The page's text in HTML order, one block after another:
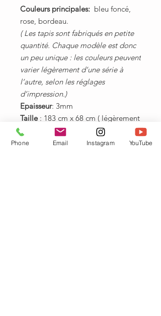
Couleurs principales: bleu foncé,
rose, bordeau.
( Les tapis sont fabriqués en petite
quantité. Chaque modèle est donc
un peu unique : les couleurs peuvent
varier légèrement d’une série à
l’autre, selon les réglages
d’impression.​​​​​​)
Epaisseur: 3mm
Taille: 183 cm x 68 cm ( légèrement
plus large et long que la moyenne,
pour ne pas se sentir à l’étroit )
Phone Email Instagram YouTube